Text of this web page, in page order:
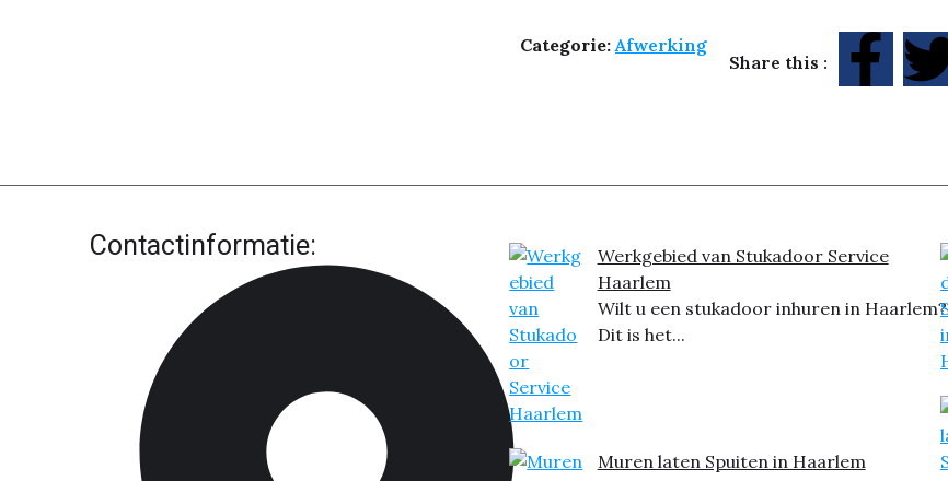
Categorie:Afwerking
Share this :
Contactinformatie:
Werkgebied van Stukadoor Service
Haarlem
Wilt u een stukadoor inhuren in Haarlem?
Dit is het...
Muren laten Spuiten in Haarlem